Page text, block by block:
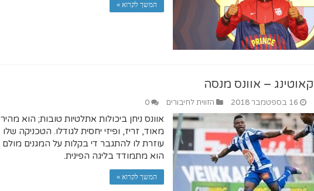
המשך לקרוא »
– אוונס מנסה
16 בספטמבר 2018 הזווית לחיבורים 0
אוונס ניחן ביכולות אתלטיות טובות; הוא מהיר
מאוד, זריז, ופיזי יחסית לגודלו. הטכניקה שלו
עוזרת לו להתגבר די בקלות על המגנים מולם
הוא מתמודד בליגה הפינית.
המשך לקרוא »